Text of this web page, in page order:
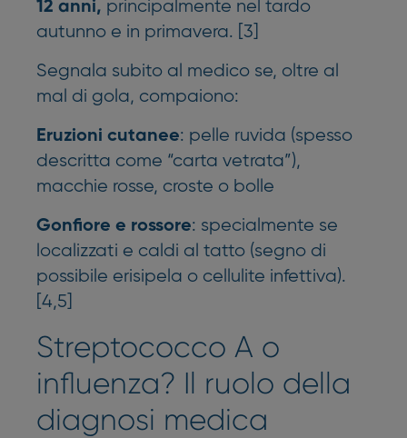
12 anni, principalmente nel tardo
autunno e in primavera. [3]
Segnala subito al medico se, oltre al
mal di gola, compaiono:
Eruzioni cutanee: pelle ruvida (spesso
descritta come “carta vetrata”),
macchie rosse, croste o bolle
Gonfiore e rossore: specialmente se
localizzati e caldi al tatto (segno di
possibile erisipela o cellulite infettiva).
[4,5]
Streptococco A o
influenza? Il ruolo della
diagnosi medica